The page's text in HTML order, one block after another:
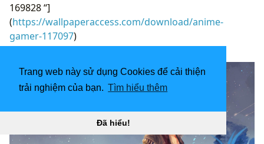
Trang web này sử dụng Cookies để cải thiện
trải nghiệm của bạn. Tìm hiểu thêm
Đã hiểu!
169828 “]
(https://wallpaperaccess.com/download/anime-
gamer-117097)